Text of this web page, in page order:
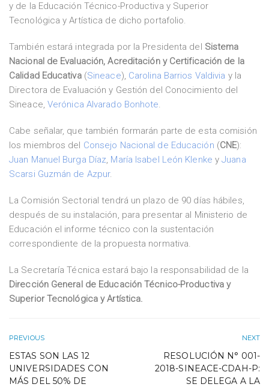
y de la Educación Técnico-Productiva y Superior
Tecnológica y Artística de dicho portafolio.
También estará integrada por la Presidenta del Sistema
Nacional de Evaluación, Acreditación y Certificación de la
Calidad Educativa(Sineace), Carolina Barrios Valdivia y la
Directora de Evaluación y Gestión del Conocimiento del
Sineace, Verónica Alvarado Bonhote.
Cabe señalar, que también formarán parte de esta comisión
los miembros del Consejo Nacional de Educación (CNE):
Juan Manuel Burga Díaz, María Isabel León Klenke yJuana
Scarsi Guzmán de Azpur.
La Comisión Sectorial tendrá un plazo de 90 días hábiles,
después de su instalación, para presentar al Ministerio de
Educación el informe técnico con la sustentación
correspondiente de la propuesta normativa.
La Secretaría Técnica estará bajo la responsabilidad de la
Dirección General de Educación Técnico-Productiva y
Superior Tecnológica y Artística.
PREVIOUS
ESTAS SON LAS 12
UNIVERSIDADES CON
MÁS DEL 50% DE
NEXT
RESOLUCIÓN N° 001-
2018-SINEACE-CDAH-P:
SE DELEGA A LA